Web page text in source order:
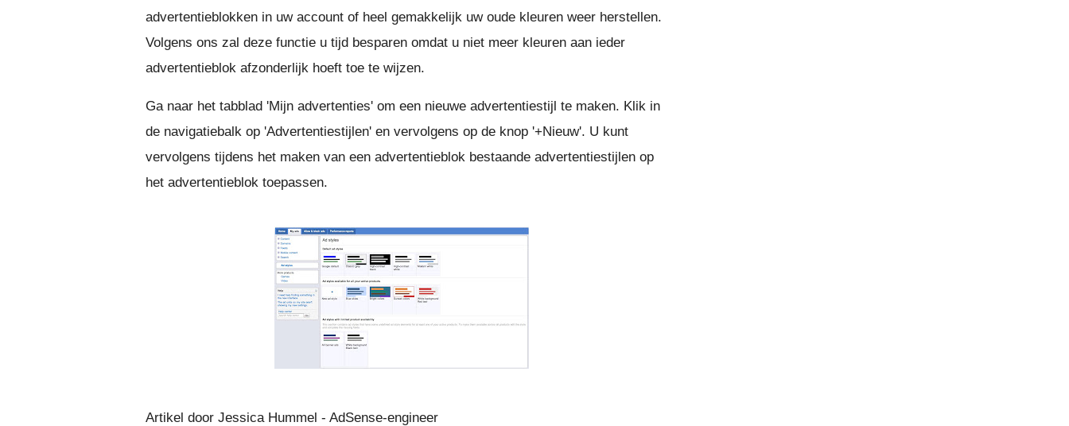
advertentieblokken in uw account of heel gemakkelijk uw oude kleuren weer herstellen.
Volgens ons zal deze functie u tijd besparen omdat u niet meer kleuren aan ieder
advertentieblok afzonderlijk hoeft toe te wijzen.
Ga naar het tabblad 'Mijn advertenties' om een nieuwe advertentiestijl te maken. Klik in
de navigatiebalk op 'Advertentiestijlen' en vervolgens op de knop '+Nieuw'. U kunt
vervolgens tijdens het maken van een advertentieblok bestaande advertentiestijlen op
het advertentieblok toepassen.
Artikel door Jessica Hummel - AdSense-engineer